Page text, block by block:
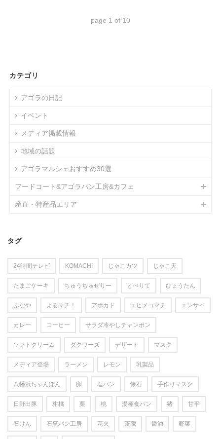
page 1 of 10
カテゴリ
アゴラの日記
イベント
メディア掲載情報
地域の話題
アゴラマルシェおすすめ30選
フードコート&アゴラパン工房&カフェ
産直・特産品エリア
タグ
24時間テレビ KOMACHI じゃこカツ じゃこ天
たまごケーキ ちゅうちゅぜりー とべりて ひょうたん
ふなや よるマチ！ アボカド エヒメコマチ エンサイ
カレー コーヒー サラダ冷やしチャンポン
ソフトクリーム ダクワーズ デザート マスク
メディア登場 ラーメン レモン 乳製品
八幡浜ちゃんぽん 卵 塩パン 懐石 手作りマスク
日野出豚 柑橘 栗 桃 湯種食パン 猪 甘平
石けん 石窯パン工房 花火 茶蔵 醤油 野菜